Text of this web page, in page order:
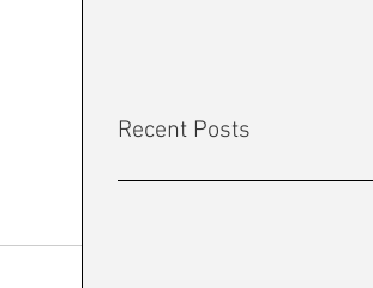
Recent Posts